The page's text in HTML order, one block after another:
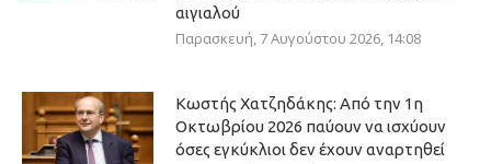
αιγιαλού
Παρασκευή, 7 Αυγούστου 2026, 14:08
Κωστής Χατζηδάκης: Από την 1η
Οκτωβρίου 2026 παύουν να ισχύουν
όσες εγκύκλιοι δεν έχουν αναρτηθεί